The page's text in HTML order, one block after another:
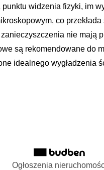
widzenia fizyki, im
co
nie mają
są rekomendowane do
idealnego wygładzenia
Ogłoszenia